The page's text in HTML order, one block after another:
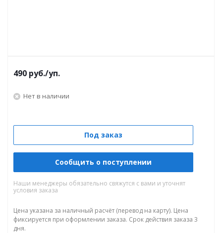
490 руб./уп.
Нет в наличии
Под заказ
Сообщить о поступлении
Наши менеджеры обязательно свяжутся с вами и уточнят
условия заказа
Цена указана за наличный расчёт (перевод на карту). Цена
фиксируется при оформлении заказа. Срок действия заказа 3
дня.